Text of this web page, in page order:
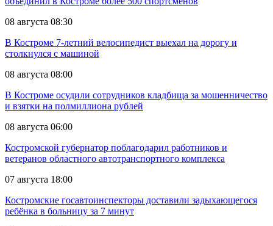
08 августа 08:30
В Костроме 7-летний велосипедист выехал на дорогу и
столкнулся с машиной
08 августа 08:00
В Костроме осудили сотрудников кладбища за мошенничество
и взятки на полмиллиона рублей
08 августа 06:00
Костромской губернатор поблагодарил работников и
ветеранов областного автотранспортного комплекса
07 августа 18:00
Костромские госавтоинспекторы доставили задыхающегося
ребёнка в больницу за 7 минут